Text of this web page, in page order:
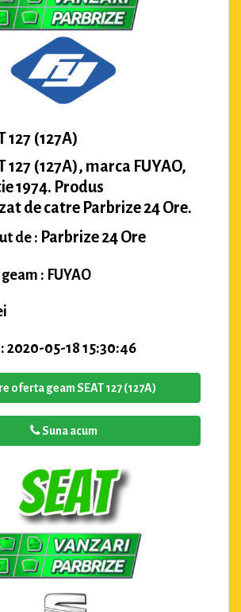
127 (127A)
127 (127A), marca FUYAO,
1974. Produs
de catre Parbrize 24 Ore.
de : Parbrize 24 Ore
: FUYAO
2020-05-18 15:30:46
oferta geam SEAT 127 (127A)
Suna acum